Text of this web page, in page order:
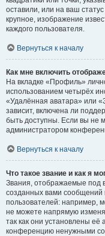
оставили, или на ваш
крупное, изображение
каждого пользователя.
Вернуться к началу
Как мне включить
На вкладке «Профиль»
использованием четырёх
«Удалённая аватара» или
зависит, включена ли
быть доступны. Если вы не
администратором
Вернуться к началу
Что такое звание и как я
Звания, отображаемые под
созданных вами
пользователей: например,
не можете напрямую
так как они установлены
конференцию ненужными